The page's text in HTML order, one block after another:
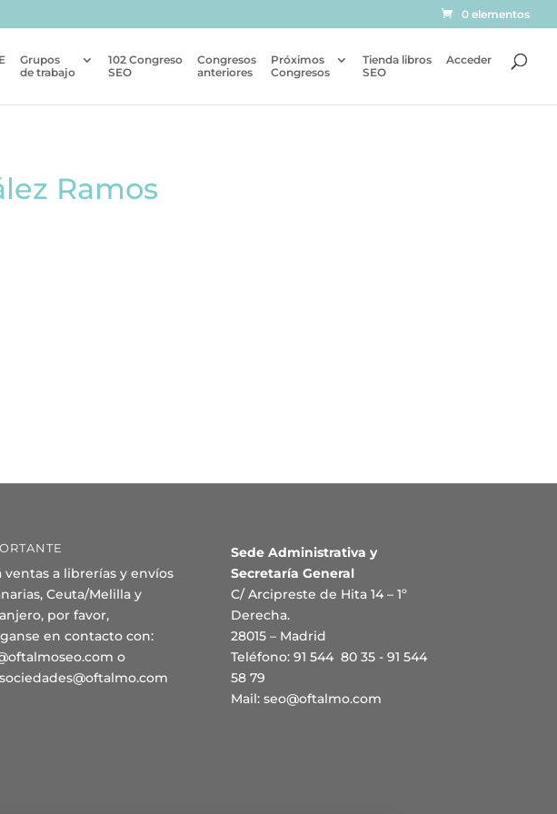
0 elementos
Grupos
de trabajo
102 Congreso
SEO
Congresos
anteriores
Próximos
Congresos
Tienda libros
SEO
Acceder
Ramos
ventas a librerías y envíos
Ceuta/Melilla y
por favor,
en contacto con:
o
Sede Administrativa y
Secretaría General
C/ Arcipreste de Hita 14 – 1º
Derecha.
28015 – Madrid
Teléfono: 91 544 80 35 - 91 544
58 79
Mail:seo@oftalmo.com